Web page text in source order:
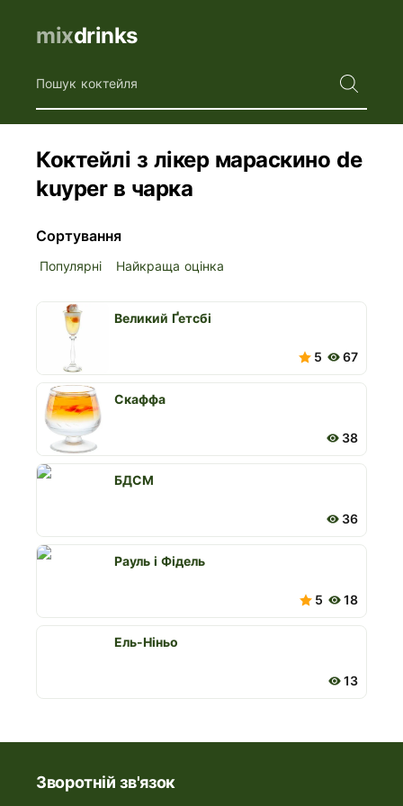
mixdrinks
Пошук коктейля
Коктейлі з лікер мараскино de
kuyper в чарка
Сортування
Популярні Найкраща оцінка
5 67
Великий Ґетсбі
38
Скаффа
36
БДСМ
5 18
Рауль і Фідель
13
Ель-Ніньо
Зворотній зв'язок